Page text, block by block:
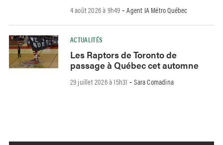
4 août 2026 à 9h49 -Agent IA Métro Québec
ACTUALITÉS
Les Raptors de Toronto de
passage à Québec cet automne
29 juillet 2026 à 15h31 -Sara Comadina